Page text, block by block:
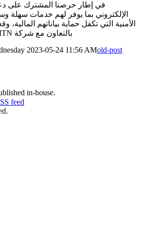
في إطار حرصنا المشترك على
الإلكتروني بما يوفر لهم خدمات سهلة
الأمنية التي تكفل حماية بياناتهم
بالتعاون مع شركة MTN سوريا اتفاقية للدفع…
2023-05-24 11:56 AMold-post
in-house.
feed